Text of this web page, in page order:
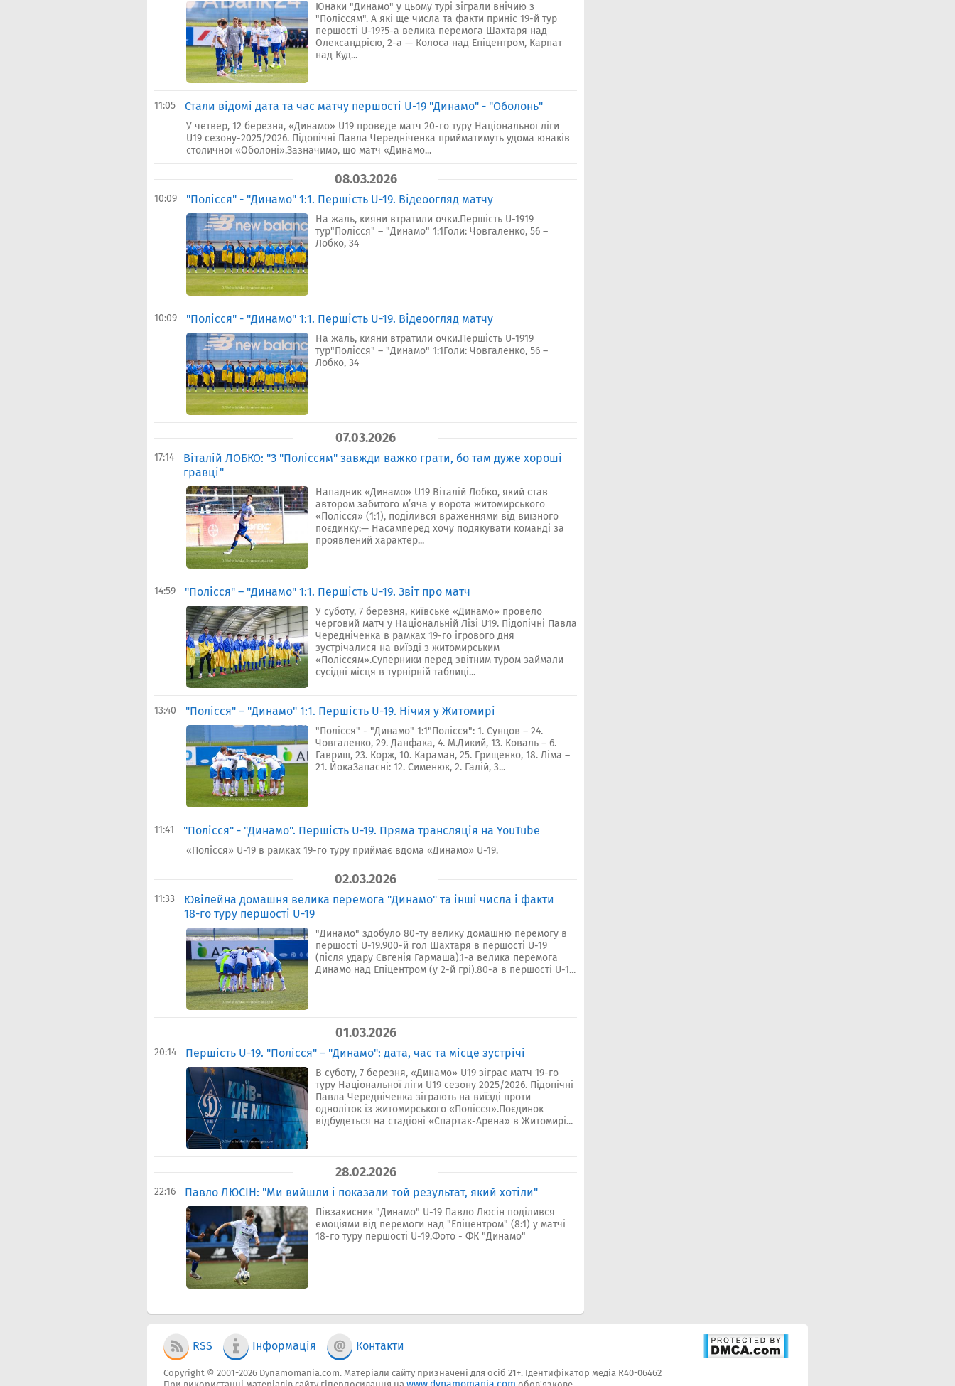
Юнаки "Динамо" у цьому турі зіграли внічию з
"Поліссям". А які ще числа та факти приніс 19-й тур
першості U-19?5-а велика перемога Шахтаря над
Олександрією, 2-а — Колоса над Епіцентром, Карпат
над Куд...
11:05 Стали відомі дата та час матчу першості U-19 "Динамо" - "Оболонь"
У четвер, 12 березня, «Динамо» U19 проведе матч 20-го туру Національної ліги
U19 сезону-2025/2026. Підопічні Павла Чередніченка прийматимуть удома юнаків
столичної «Оболоні».Зазначимо, що матч «Динамо...
08.03.2026
10:09 "Полісся" - "Динамо" 1:1. Першість U-19. Відеоогляд матчу
На жаль, кияни втратили очки.Першість U-1919
тур"Полісся" – "Динамо" 1:1Голи: Човгаленко, 56 –
Лобко, 34
10:09 "Полісся" - "Динамо" 1:1. Першість U-19. Відеоогляд матчу
На жаль, кияни втратили очки.Першість U-1919
тур"Полісся" – "Динамо" 1:1Голи: Човгаленко, 56 –
Лобко, 34
07.03.2026
17:14
Віталій ЛОБКО: "З "Поліссям" завжди важко грати, бо там дуже хорошi
гравці"
Нападник «Динамо» U19 Віталій Лобко, який став
автором забитого м’яча у ворота житомирського
«Полісся» (1:1), поділився враженнями від виїзного
поєдинку:— Насамперед хочу подякувати команді за
проявлений характер...
14:59 "Полісся" – "Динамо" 1:1. Першість U-19. Звіт про матч
У суботу, 7 березня, київське «Динамо» провело
черговий матч у Національній Лізі U19. Підопічні Павла
Чередніченка в рамках 19-го ігрового дня
зустрічалися на виїзді з житомирським
«Поліссям».Суперники перед звітним туром займали
сусідні місця в турнірній таблиці...
13:40 "Полісся" – "Динамо" 1:1. Першість U-19. Нічия у Житомирі
"Полісся" - "Динамо" 1:1"Полісся": 1. Сунцов – 24.
Човгаленко, 29. Данфака, 4. М.Дикий, 13. Коваль – 6.
Гавриш, 23. Корж, 10. Караман, 25. Грищенко, 18. Ліма –
21. ЙокаЗапасні: 12. Сименюк, 2. Галій, 3...
11:41 "Полісся" - "Динамо". Першість U-19. Пряма трансляція на YouTube
«Полісся» U-19 в рамках 19-го туру приймає вдома «Динамо» U-19.
02.03.2026
11:33
Ювілейна домашня велика перемога "Динамо" та інші числа і факти
18-го туру першості U-19
"Динамо" здобуло 80-ту велику домашню перемогу в
першості U-19.900-й гол Шахтаря в першості U-19
(після удару Євгенія Гармаша).1-а велика перемога
Динамо над Епіцентром (у 2-й грі).80-а в першості U-1...
01.03.2026
20:14 Першiсть U-19. "Полісся" – "Динамо": дата, час та місце зустрічі
В суботу, 7 березня, «Динамо» U19 зіграє матч 19-го
туру Національної ліги U19 сезону 2025/2026. Підопічні
Павла Чередніченка зіграють на виїзді проти
одноліток із житомирського «Полісся».Поєдинок
відбудеться на стадіоні «Спартак-Арена» в Житомирі...
28.02.2026
22:16 Павло ЛЮСІН: "Ми вийшли і показали той результат, який хотіли"
Півзахисник "Динамо" U-19 Павло Люсін поділився
емоціями від перемоги над "Епіцентром" (8:1) у матчі
18-го туру першості U-19.Фото - ФК "Динамо"
RSS Інформація Контакти
Copyright © 2001-2026 Dynamomania.com. Матеріали сайту призначені для осіб 21+. Ідентифікатор медіа R40-06462